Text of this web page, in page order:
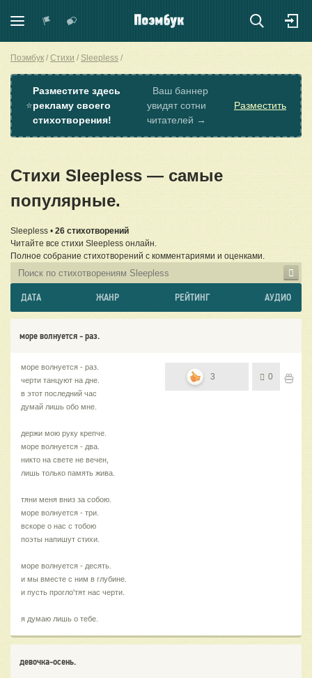
Поэмбук Стихи Sleepless
⭐
Разместите здесь
рекламу своего
стихотворения!
Ваш баннер
увидят сотни
читателей →
Разместить
Стихи Sleepless — самые
популярные.
Sleepless • 26 стихотворений
Читайте все стихи Sleepless онлайн.
Полное собрание стихотворений с комментариями и оценками.
ДАТА ЖАНР РЕЙТИНГ АУДИО
море волнуется - раз.
море волнуется - раз.
черти танцуют на дне.
в этот последний час
думай лишь обо мне.
держи мою руку крепче.
море волнуется - два.
никто на свете не вечен,
лишь только память жива.
тяни меня вниз за собою.
море волнуется - три.
вскоре о нас с тобою
поэты напишут стихи.
море волнуется - десять.
и мы вместе с ним в глубине.
и пусть прогло'тят нас черти.
я думаю лишь о тебе.
3 0
девочка-осень.